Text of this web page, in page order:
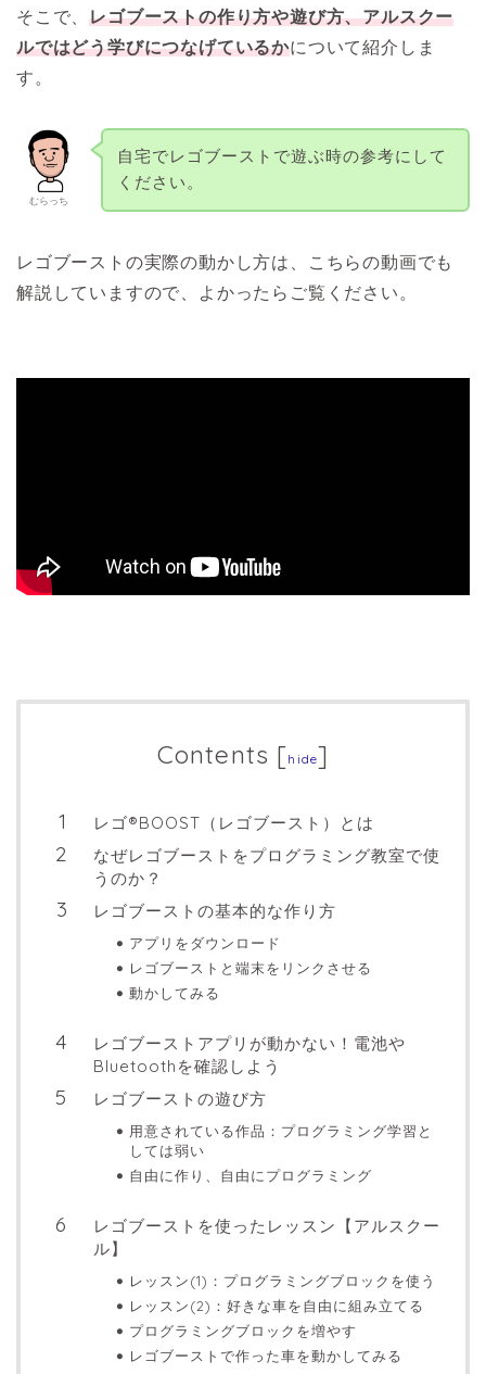
そこで、レゴブーストの作り方や遊び方、アルスクー
ルではどう学びにつなげているかについて紹介しま
す。
むらっち
自宅でレゴブーストで遊ぶ時の参考にして
ください。
レゴブーストの実際の動かし方は、こちらの動画でも
解説していますので、よかったらご覧ください。
Contents [hide]
レゴ®BOOST（レゴブースト）とは
なぜレゴブーストをプログラミング教室で使
うのか？
レゴブーストの基本的な作り方
アプリをダウンロード
レゴブーストと端末をリンクさせる
動かしてみる
レゴブーストアプリが動かない！電池や
Bluetoothを確認しよう
レゴブーストの遊び方
用意されている作品：プログラミング学習と
しては弱い
自由に作り、自由にプログラミング
レゴブーストを使ったレッスン【アルスクー
ル】
レッスン(1)：プログラミングブロックを使う
レッスン(2)：好きな車を自由に組み立てる
プログラミングブロックを増やす
レゴブーストで作った車を動かしてみる